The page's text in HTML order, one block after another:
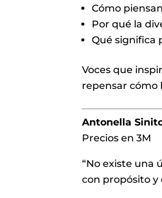
Cómo
Por qué la
Qué significa
Voces que
repensar cómo
Antonella
Precios en 3M
“No existe una
con propósito y